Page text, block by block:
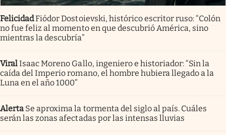
FelicidadFiódor Dostoievski, histórico escritor ruso: “Colón
no fue feliz al momento en que descubrió América, sino
mientras la descubría”
ViralIsaac Moreno Gallo, ingeniero e historiador: “Sin la
caída del Imperio romano, el hombre hubiera llegado a la
Luna en el año 1000”
Alerta Se aproxima la tormenta del siglo al país. Cuáles
serán las zonas afectadas por las intensas lluvias